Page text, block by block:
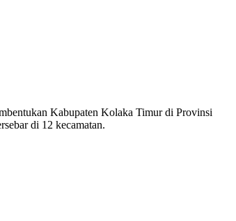
Kabupaten Kolaka Timur di Provinsi
di 12 kecamatan.